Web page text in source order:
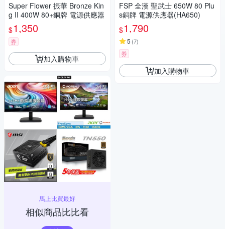
Super Flower 振華 Bronze Kin
g II 400W 80+銅牌 電源供應器
$1,350
券
加入購物車
馬上比買最好
相似商品比比看
FSP 全漢 聖武士 650W 80 Plu
s銅牌 電源供應器(HA650)
$1,790
5 (7)
券
加入購物車